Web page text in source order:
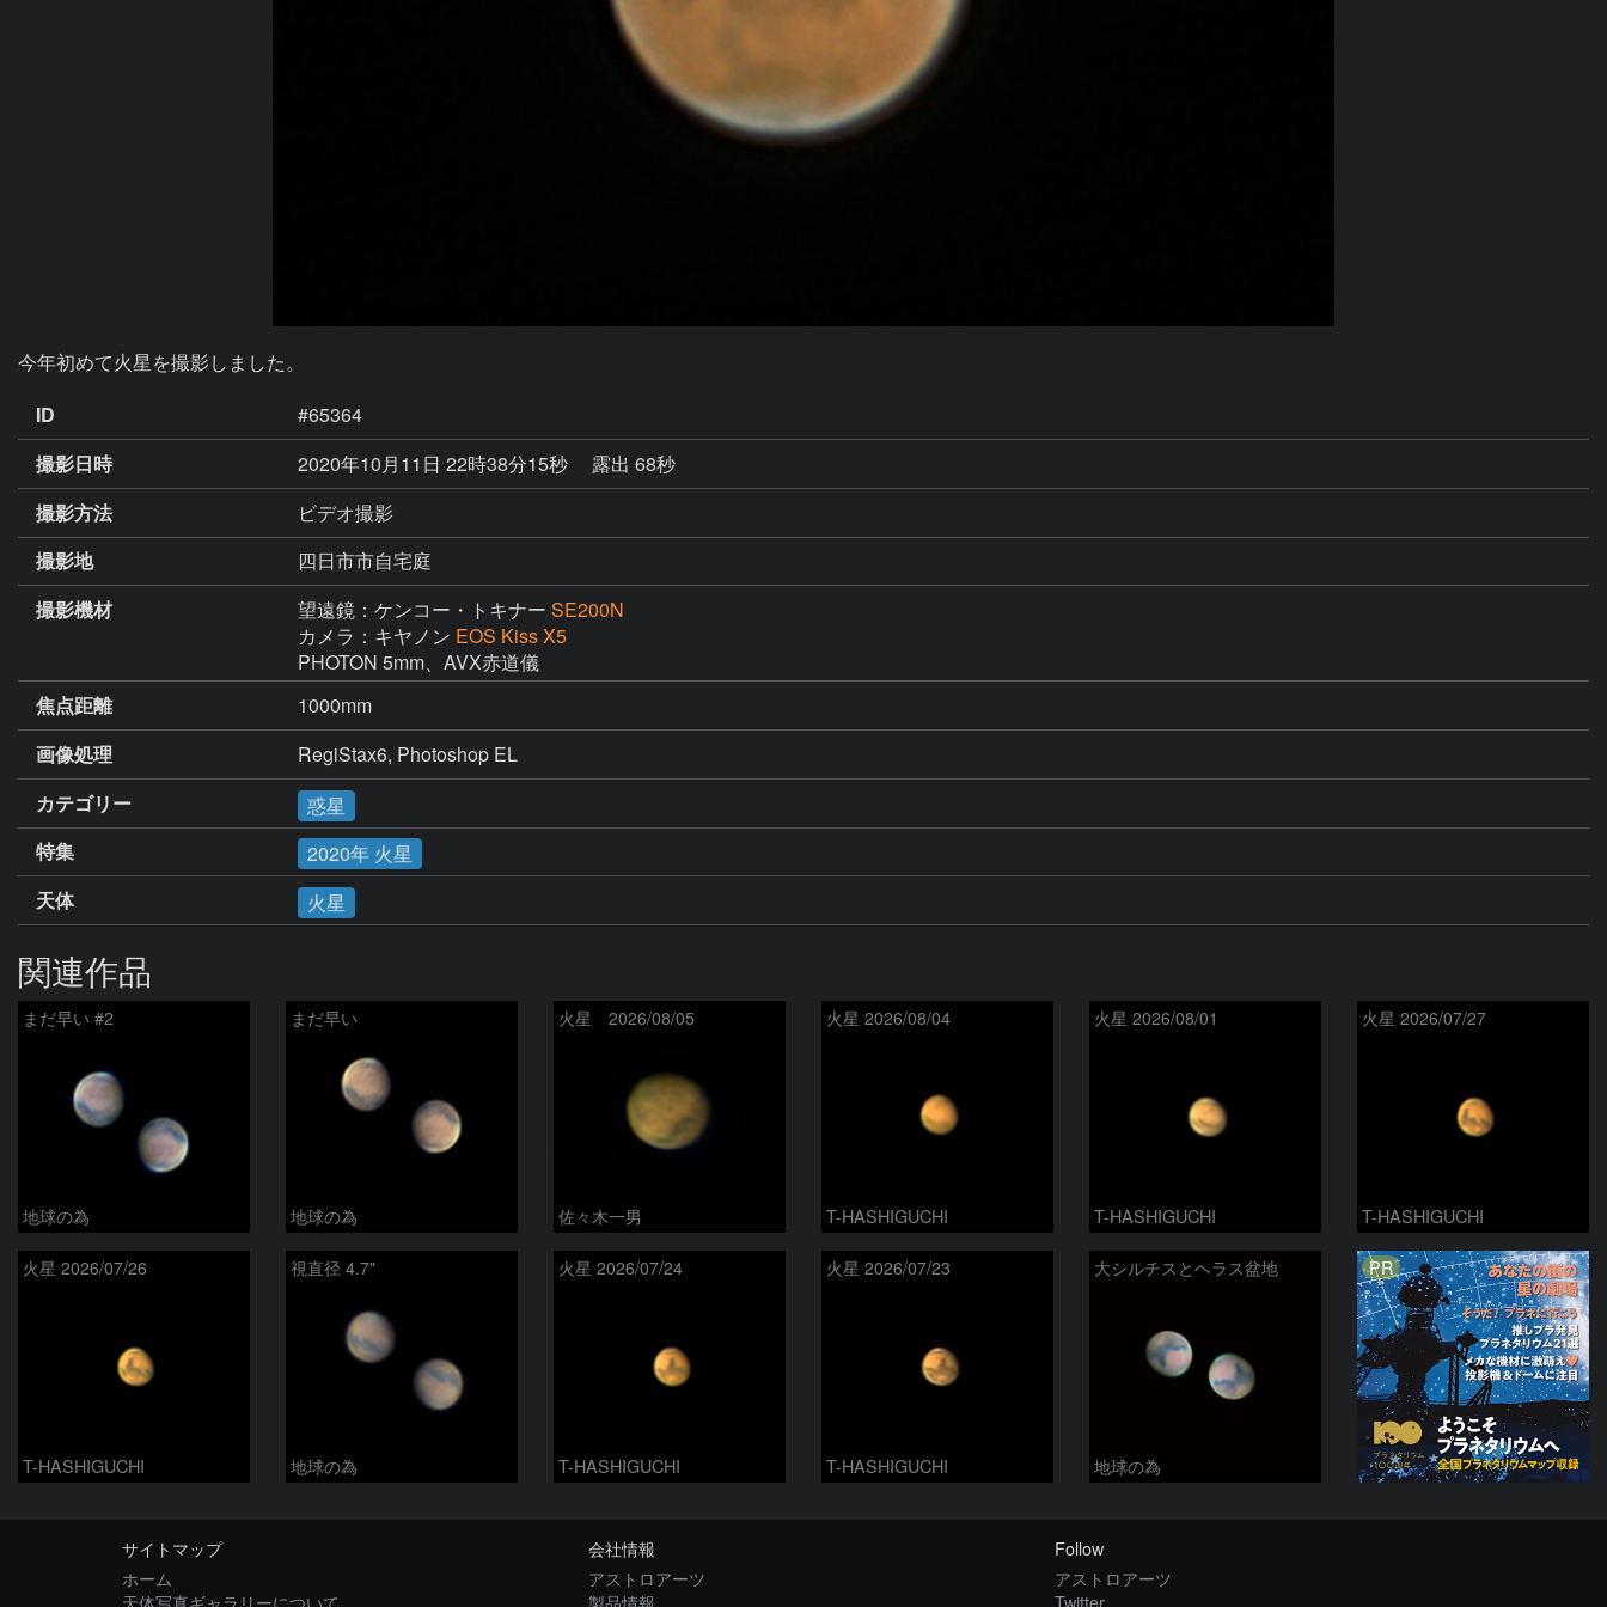
今年初めて火星を撮影しました。
ID
#65364
撮影日時
2020年10月11日 22時38分15秒
露出 68秒
撮影方法
ビデオ撮影
撮影地
四日市市自宅庭
撮影機材
望遠鏡：ケンコー・トキナー SE200N
カメラ：キヤノン EOS Kiss X5
PHOTON 5mm、AVX赤道儀
焦点距離
1000mm
画像処理
RegiStax6, Photoshop EL
カテゴリー
惑星
特集
2020年 火星
天体
火星
関連作品
まだ早い #2
地球の為
まだ早い
地球の為
火星 2026/08/05
佐々木一男
火星 2026/08/04
T-HASHIGUCHI
火星 2026/08/01
T-HASHIGUCHI
火星 2026/07/27
T-HASHIGUCHI
火星 2026/07/26
T-HASHIGUCHI
視直径 4.7"
地球の為
火星 2026/07/24
T-HASHIGUCHI
火星 2026/07/23
T-HASHIGUCHI
大シルチスとヘラス盆地
地球の為
PR
サイトマップ
ホーム
天体写真ギャラリーについて
会社情報
アストロアーツ
製品情報
Follow
アストロアーツ
Twitter